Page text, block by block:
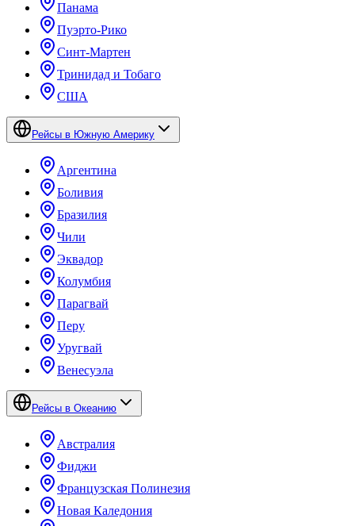
Панама
Пуэрто-Рико
Синт-Мартен
Тринидад и Тобаго
США
Рейсы в Южную Америку
Аргентина
Боливия
Бразилия
Чили
Эквадор
Колумбия
Парагвай
Перу
Уругвай
Венесуэла
Рейсы в Океанию
Австралия
Фиджи
Французская Полинезия
Новая Каледония